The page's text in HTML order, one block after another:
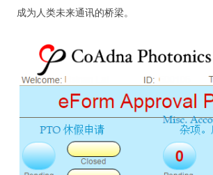
项目询价
金門醫院通過SNQ國家標章
將 FileMaker 3.0 平順轉至17版
IPQC / OQA 巡检系统
成为人类未来通讯的桥梁。